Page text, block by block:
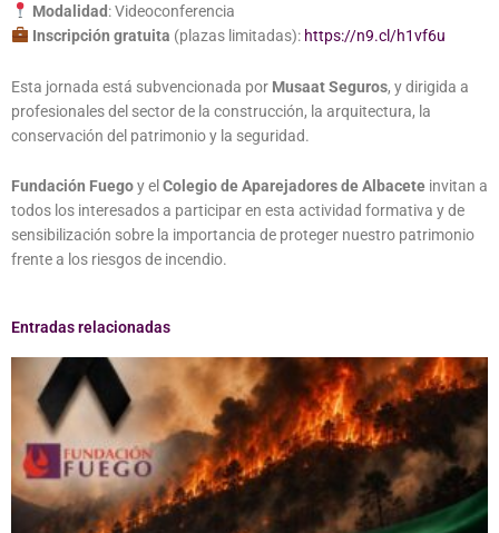
Modalidad: Videoconferencia
Inscripción gratuita (plazas limitadas): https://n9.cl/h1vf6u
Esta jornada está subvencionada por Musaat Seguros, y dirigida a
profesionales del sector de la construcción, la arquitectura, la
conservación del patrimonio y la seguridad.
Fundación Fuegoy el Colegio de Aparejadores de Albacete invitan a
todos los interesados a participar en esta actividad formativa y de
sensibilización sobre la importancia de proteger nuestro patrimonio
frente a los riesgos de incendio.
Entradas relacionadas